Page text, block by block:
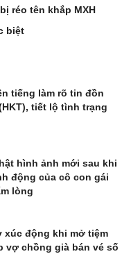
réo tên khắp MXH
biệt
tiếng làm rõ tin đồn
tiết lộ tình trạng
hình ảnh mới sau khi
động của cô con gái
lòng
xúc động khi mở tiệm
vợ chồng già bán vé số